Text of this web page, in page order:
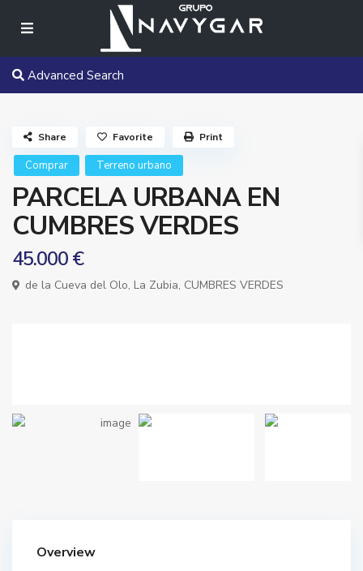
Advanced Search
Comprar Terreno urbano
PARCELA URBANA EN
CUMBRES VERDES
45.000 €
de la Cueva del Olo, La Zubia, CUMBRES VERDES
Share Favorite Print
Overview